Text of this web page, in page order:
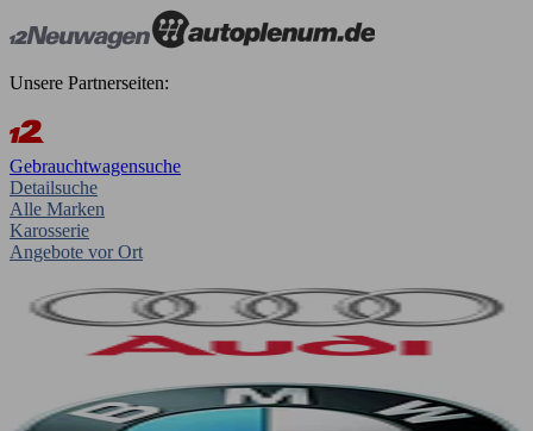
Unsere Partnerseiten:
Gebrauchtwagensuche
Detailsuche
Alle Marken
Karosserie
Angebote vor Ort